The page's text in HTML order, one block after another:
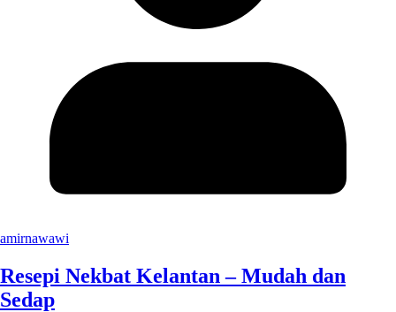
amirnawawi
Resepi Nekbat Kelantan – Mudah dan
Sedap